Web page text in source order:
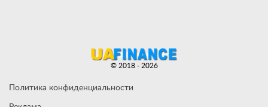
Политика конфиденциальности
© 2018 - 2026